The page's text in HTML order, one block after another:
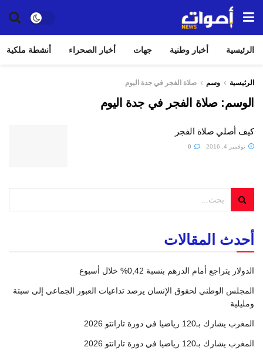
الرئيسية أخبار وطنية جهات أخبار الصحراء أنشطة ملكية
الرئيسية وسم صلاة الفجر في جدة اليوم
الوسم:صلاة الفجر في جدة اليوم
كيف أصلي صلاة الفجر
نوفمبر 4, 2016
أحدث المقالات
الدولار يتراجع أمام الدرهم بنسبة 0,42% خلال أسبوع
المجلس الوطني لحقوق الإنسان يرصد تداعيات العبور الجماعي إلى سبتة
ومليلية
المغرب يشارك بـ120 رياضيا في دورة تارانتو 2026
المغرب يشارك بـ120 رياضيا في دورة تارانتو 2026